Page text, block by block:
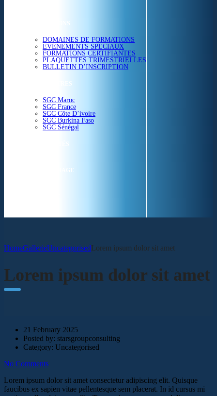
FORMATIONS
DOMAINES DE FORMATIONS
EVÉNEMENTS SPÉCIAUX
FORMATIONS CERTIFIANTES
PLAQUETTES TRIMESTRIELLES
BULLETIN D’INSCRIPTION
NOS CENTRES
SGC Maroc
SGC France
SGC Côte D’ivoire
SGC Burkina Faso
SGC Sénégal
ACTUALITÉS
SGC EN IMAGE
HomeGallerieUncategorisedLorem ipsum dolor sit amet
Lorem ipsum dolor sit amet
21 February 2025
Posted by: starsgroupconsulting
Category: Uncategorised
No Comments
Lorem ipsum dolor sit amet consectetur adipiscing elit. Quisque
faucibus ex sapien vitae pellentesque sem placerat. In id cursus mi